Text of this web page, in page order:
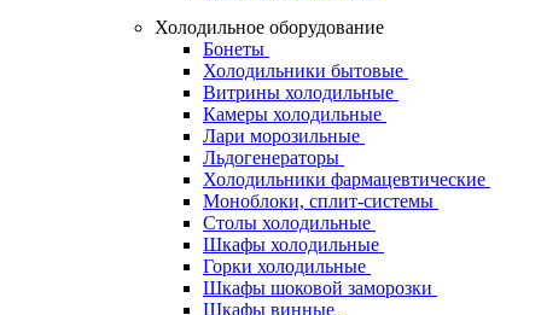
Холодильное оборудование
Бонеты
Холодильники бытовые
Витрины холодильные
Камеры холодильные
Лари морозильные
Льдогенераторы
Холодильники фармацевтические
Моноблоки, сплит-системы
Столы холодильные
Шкафы холодильные
Горки холодильные
Шкафы шоковой заморозки
Шкафы винные